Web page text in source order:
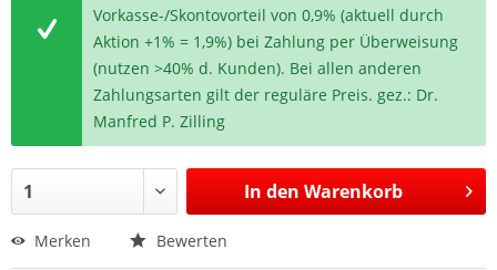
Vorkasse-/Skontovorteil von 0,9% (aktuell durch
Aktion +1% = 1,9%) bei Zahlung per Überweisung
(nutzen >40% d. Kunden). Bei allen anderen
Zahlungsarten gilt der reguläre Preis. gez.: Dr.
Manfred P. Zilling
In den Warenkorb
Merken Bewerten